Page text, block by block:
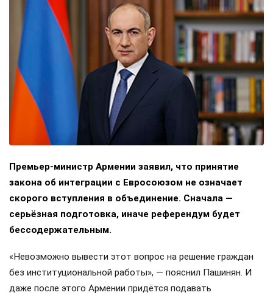
Премьер-министр Армении заявил, что принятие
закона об интеграции с Евросоюзом не означает
скорого вступления в объединение. Сначала —
серьёзная подготовка, иначе референдум будет
бессодержательным.
«Невозможно вывести этот вопрос на решение граждан
без институциональной работы», — пояснил Пашинян. И
даже после этого Армении придётся подавать